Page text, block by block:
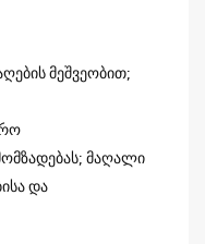
მეშვეობით;
მაღალი
და